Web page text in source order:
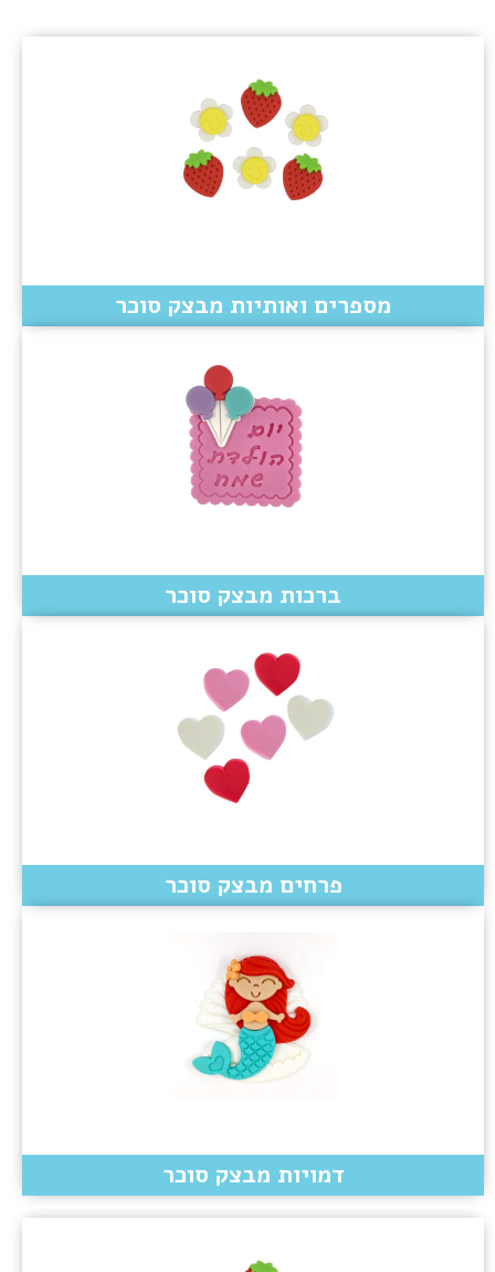
מספרים ואותיות מבצק סוכר
ברכות מבצק סוכר
פרחים מבצק סוכר
דמויות מבצק סוכר